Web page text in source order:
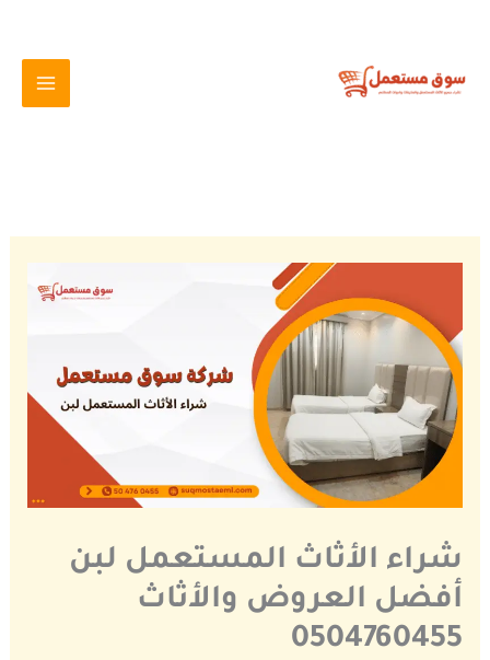
المحتوى
شراء الأثاث المستعمل لبن
أفضل العروض والأثاث
0504760455